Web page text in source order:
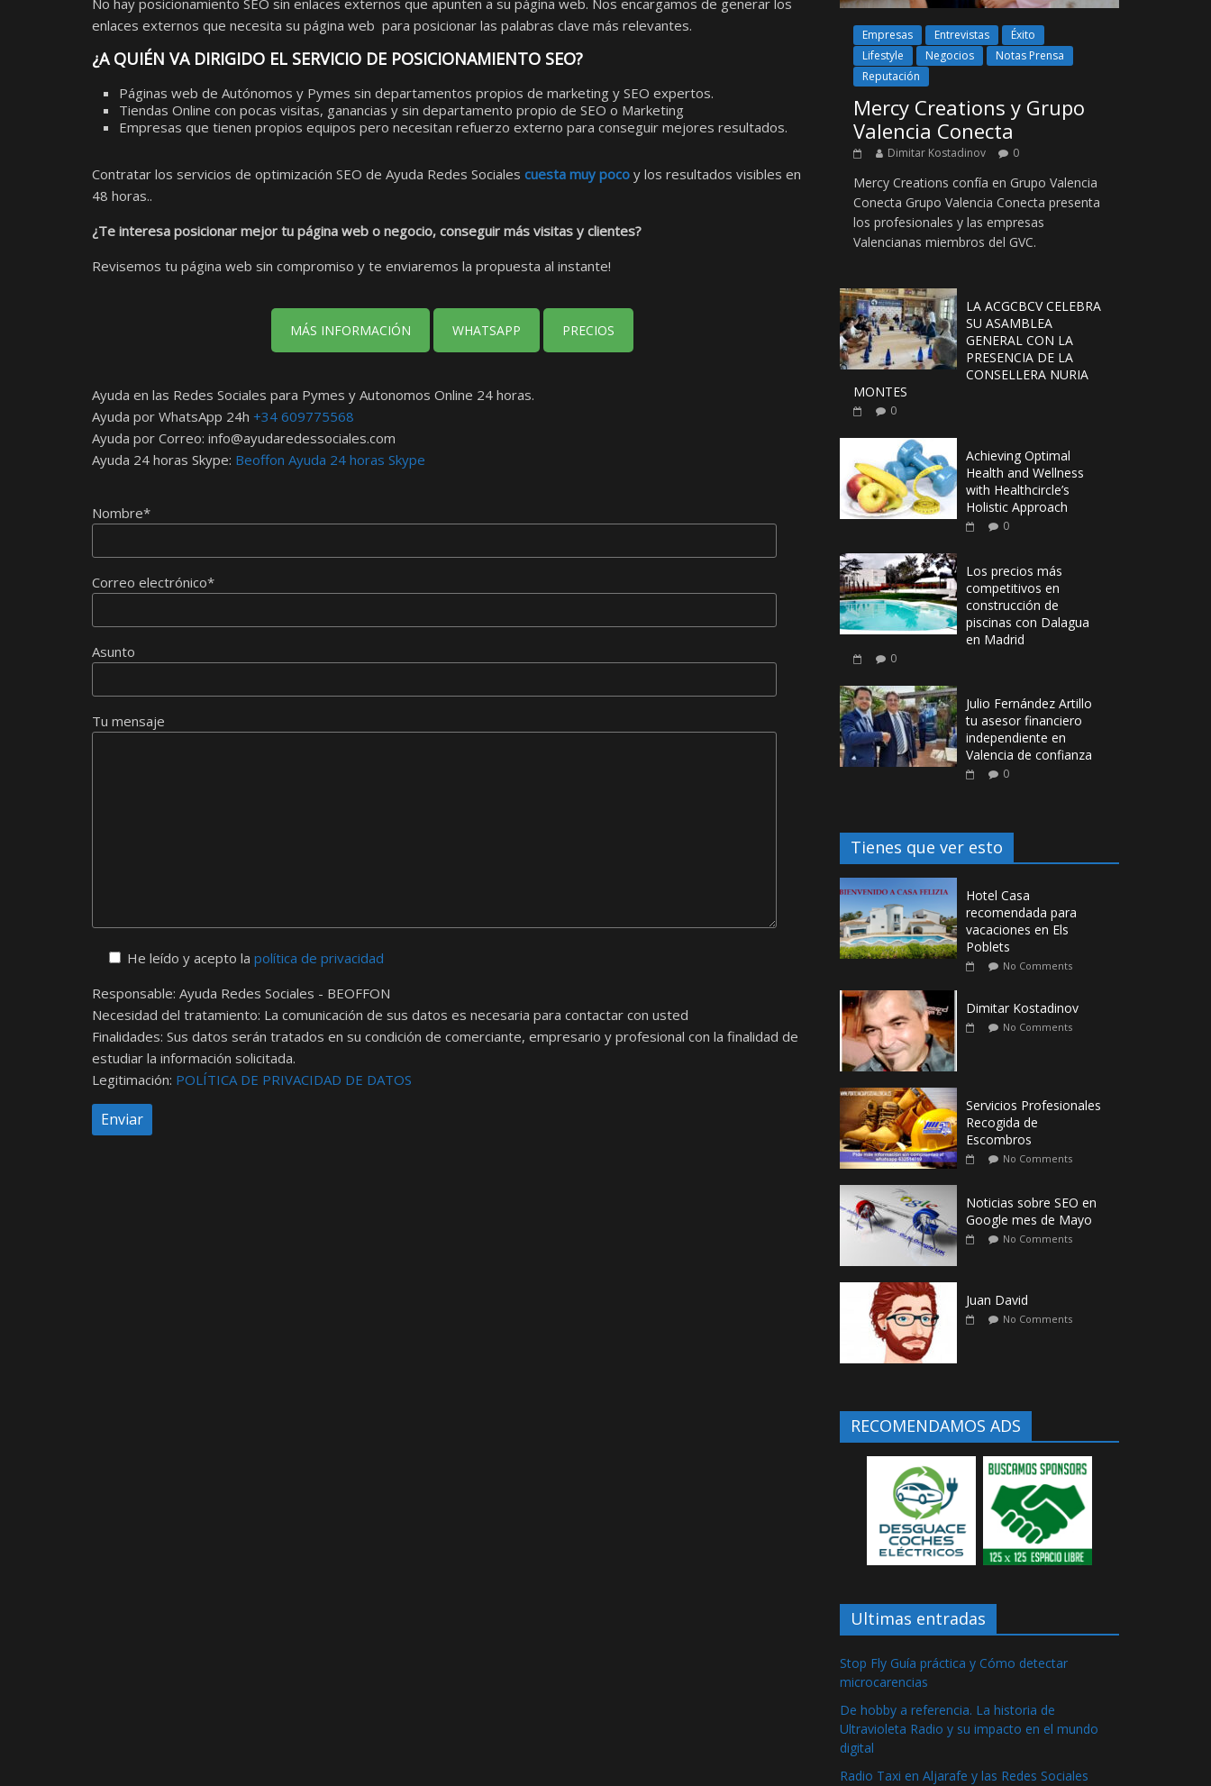
No hay posicionamiento SEO sin enlaces externos que apunten a su página web. Nos encargamos de generar los
enlaces externos que necesita su página web para posicionar las palabras clave más relevantes.
¿A QUIÉN VA DIRIGIDO EL SERVICIO DE POSICIONAMIENTO SEO?
Páginas web de Autónomos y Pymes sin departamentos propios de marketing y SEO expertos.
Tiendas Online con pocas visitas, ganancias y sin departamento propio de SEO o Marketing
Empresas que tienen propios equipos pero necesitan refuerzo externo para conseguir mejores resultados.
Contratar los servicios de optimización SEO de Ayuda Redes Sociales cuesta muy poco y los resultados visibles en
48 horas..
¿Te interesa posicionar mejor tu página web o negocio, conseguir más visitas y clientes?
Revisemos tu página web sin compromiso y te enviaremos la propuesta al instante!
MÁS INFORMACIÓN WHATSAPP PRECIOS
Ayuda en las Redes Sociales para Pymes y Autonomos Online 24 horas.
Ayuda por WhatsApp 24h +34 609775568
Ayuda por Correo: info@ayudaredessociales.com
Ayuda 24 horas Skype: Beoffon Ayuda 24 horas Skype
Nombre*
Correo electrónico*
Asunto
Tu mensaje
He leído y acepto la política de privacidad
Responsable: Ayuda Redes Sociales - BEOFFON
Necesidad del tratamiento: La comunicación de sus datos es necesaria para contactar con usted
Finalidades: Sus datos serán tratados en su condición de comerciante, empresario y profesional con la finalidad de
estudiar la información solicitada.
Legitimación: POLÍTICA DE PRIVACIDAD DE DATOS
Empresas Entrevistas
Éxito
Lifestyle
Negocios
Notas Prensa
Reputación
Mercy Creations y Grupo
Valencia Conecta
Dimitar Kostadinov 0
Mercy Creations confía en Grupo Valencia
Conecta Grupo Valencia Conecta presenta
los profesionales y las empresas
Valencianas miembros del GVC.
LA ACGCBCV CELEBRA
SU ASAMBLEA
GENERAL CON LA
PRESENCIA DE LA
CONSELLERA NURIA
MONTES
0
Achieving Optimal
Health and Wellness
with Healthcircle’s
Holistic Approach
0
Los precios más
competitivos en
construcción de
piscinas con Dalagua
en Madrid
0
Julio Fernández Artillo
tu asesor financiero
independiente en
Valencia de confianza
0
Tienes que ver esto
Hotel Casa
recomendada para
vacaciones en Els
Poblets
No Comments
Dimitar Kostadinov
No Comments
Servicios Profesionales
Recogida de
Escombros
No Comments
Noticias sobre SEO en
Google mes de Mayo
No Comments
Juan David
No Comments
RECOMENDAMOS ADS
Ultimas entradas
Stop Fly Guía práctica y Cómo detectar
microcarencias
De hobby a referencia. La historia de
Ultravioleta Radio y su impacto en el mundo
digital
Radio Taxi en Aljarafe y las Redes Sociales